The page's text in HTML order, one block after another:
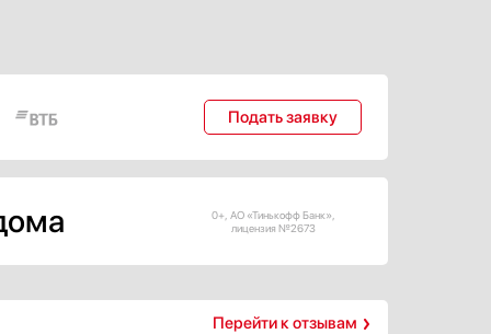
Подать заявку
0+, АО «Тинькофф Банк»,
лицензия №2673
Перейти к отзывам